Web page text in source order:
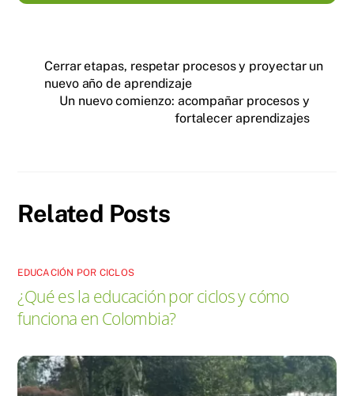
Cerrar etapas, respetar procesos y proyectar un
nuevo año de aprendizaje
Un nuevo comienzo: acompañar procesos y
fortalecer aprendizajes
Related Posts
EDUCACIÓN POR CICLOS
¿Qué es la educación por ciclos y cómo
funciona en Colombia?